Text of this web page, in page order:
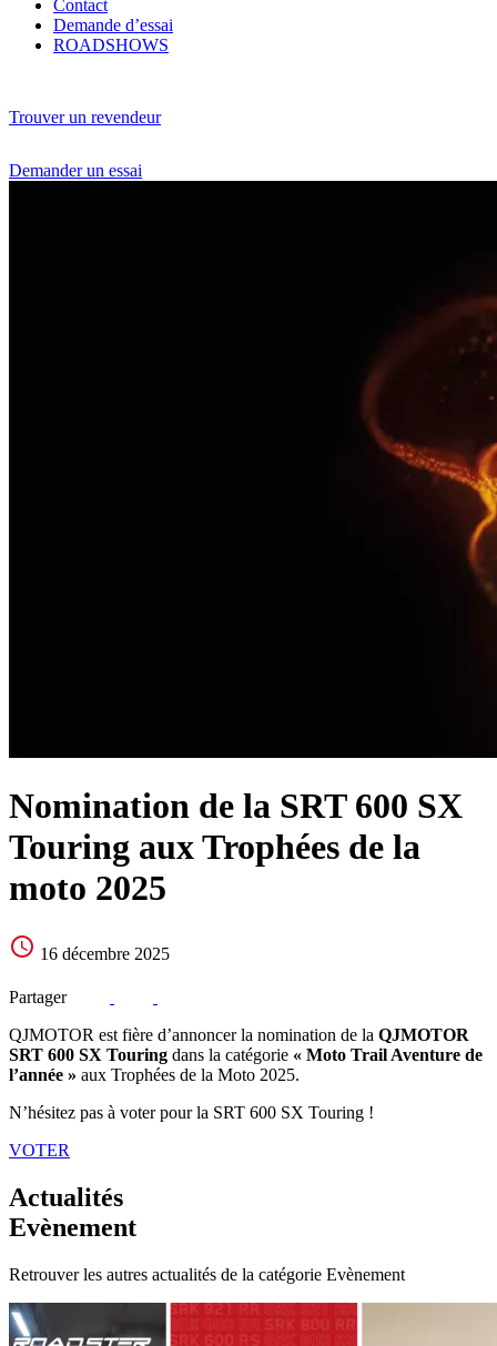
Contact
Demande d’essai
ROADSHOWS
Trouver un revendeur
Demander un essai
Nomination de la SRT 600 SX
Touring aux Trophées de la
moto 2025
16 décembre 2025
Partager
QJMOTOR est fière d’annoncer la nomination de la QJMOTOR
SRT 600 SX Touring dans la catégorie « Moto Trail Aventure de
l’année » aux Trophées de la Moto 2025.
N’hésitez pas à voter pour la SRT 600 SX Touring !
VOTER
Actualités
Evènement
Retrouver les autres actualités de la catégorie Evènement